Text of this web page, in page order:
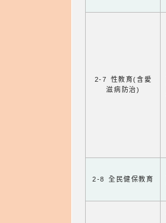
2-7 性教育(含愛
滋病防治)
2-8 全民健保教育